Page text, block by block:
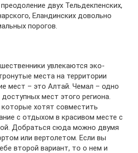
двух Тельдекпенских,
Еландинских довольно
порогов.
увлекаются эко-
места на территории
мест – это Алтай. Чемал – одно
мест этого региона.
хотят совместить
с отдыхом в красивом месте с
Добраться сюда можно двумя
или вертолетом. Если вы
второй вариант, то о нем и